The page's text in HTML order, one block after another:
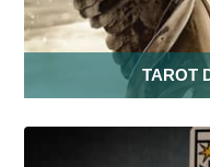
TAROT